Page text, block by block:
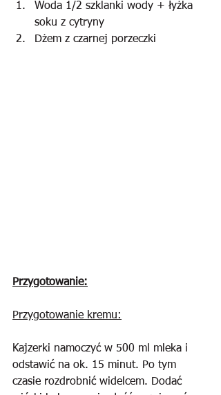
Woda 1/2 szklanki wody + łyżka
soku z cytryny
Dżem z czarnej porzeczki
Przygotowanie:
Przygotowanie kremu:
Kajzerki namoczyć w 500 ml mleka i
odstawić na ok. 15 minut. Po tym
czasie rozdrobnić widelcem. Dodać